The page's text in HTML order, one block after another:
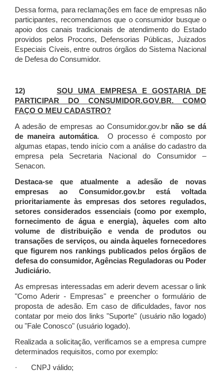
Dessa forma, para reclamações em face de empresas não
participantes, recomendamos que o consumidor busque o
apoio dos canais tradicionais de atendimento do Estado
providos pelos Procons, Defensorias Públicas, Juizados
Especiais Cíveis, entre outros órgãos do Sistema Nacional
de Defesa do Consumidor.
12) SOU UMA EMPRESA E GOSTARIA DE
PARTICIPAR DO CONSUMIDOR.GOV.BR. COMO
FAÇO O MEU CADASTRO?
A adesão de empresas ao Consumidor.gov.br não se dá
de maneira automática. O processo é composto por
algumas etapas, tendo início com a análise do cadastro da
empresa pela Secretaria Nacional do Consumidor –
Senacon.
Destaca-se que atualmente a adesão de novas
empresas ao Consumidor.gov.br está voltada
prioritariamente às empresas dos setores regulados,
setores considerados essenciais (como por exemplo,
fornecimento de água e energia), àqueles com alto
volume de distribuição e venda de produtos ou
transações de serviços, ou ainda àqueles fornecedores
que figurem nos rankings publicados pelos órgãos de
defesa do consumidor, Agências Reguladoras ou Poder
Judiciário.
As empresas interessadas em aderir devem acessar o link
"Como Aderir - Empresas" e preencher o formulário de
proposta de adesão. Em caso de dificuldades, favor nos
contatar por meio dos links "Suporte" (usuário não logado)
ou "Fale Conosco" (usuário logado).
Realizada a solicitação, verificamos se a empresa cumpre
determinados requisitos, como por exemplo:
· CNPJ válido;